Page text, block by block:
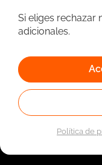
Si eliges rechazar
adicionales.
Política de